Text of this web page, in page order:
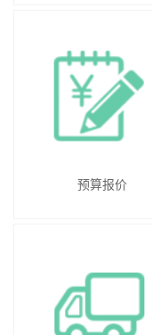
预算报价